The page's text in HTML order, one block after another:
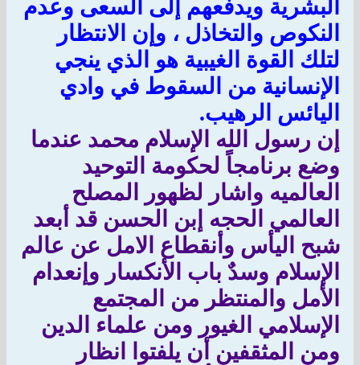
البشرية ويدفعهم إلى السعى وعدم
النكوص والتخاذل ، وإن الانتظار
لتلك القوة الغيبية هو الذي ينجي
الإنسانية من السقوط في وادي
اليائس الرهيب.
إن رسول الله الإسلام محمد عندما
وضع برنامجاً لحكومة التوحيد
العالميه واشار لظهور المصلح
العالمي الحجه إبن الحسن قد أبعد
شبح اليأس وأنقطاع الامل عن عالم
الإسلام وسدٌ باب الأنكسار وإنعدام
الأمل والمنتظر من المجتمع
الإسلامي الغيور ومن علماء الدين
ومن المثقفين أن يلفتوا انظار